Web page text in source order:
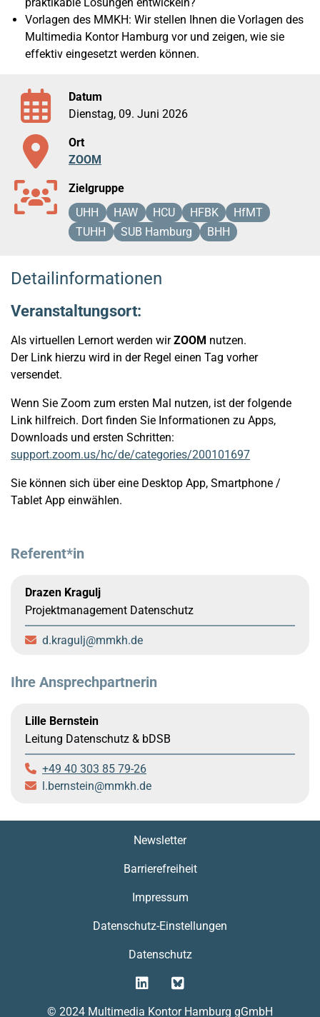
Vorlagen des MMKH: Wir stellen Ihnen die Vorlagen des
Multimedia Kontor Hamburg vor und zeigen, wie sie
effektiv eingesetzt werden können.
Datum
Dienstag, 09. Juni 2026
Ort
ZOOM
Zielgruppe
UHH
HAW HCU HFBK
HfMT
TUHH
SUB Hamburg BHH
Detailinformationen
Veranstaltungsort:
Als virtuellen Lernort werden wirZOOM nutzen.
Der Link hierzu wird in der Regel einen Tag vorher
versendet.
Wenn Sie Zoom zum ersten Mal nutzen, ist der folgende
Link hilfreich. Dort finden Sie Informationen zu Apps,
Downloads und ersten Schritten:
support.zoom.us/hc/de/categories/200101697
Sie können sich über eine Desktop App, Smartphone /
Tablet App einwählen.
Referent*in
Drazen Kragulj
Projektmanagement Datenschutz
d.kragulj mmkh.de
Ihre Ansprechpartnerin
Lille Bernstein
Leitung Datenschutz & bDSB
+49 40 303 85 79-26
l.bernstein
mmkh.de
© 2024 Multimedia Kontor Hamburg gGmbH
Datenschutz
Datenschutz-Einstellungen
Impressum
Barrierefreiheit
Newsletter